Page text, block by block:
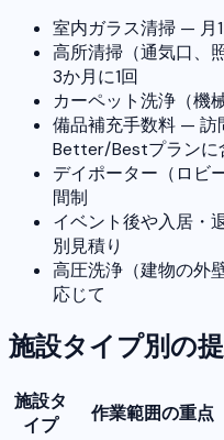
室内ガラス清掃 — 月
高所清掃（通気口、
3か月に1回
カーペット洗浄（機
備品補充手数料 — 訪
Better/Bestプランに
デイポーター（ロビ
間制
イベント後や入居・
別見積り
高圧洗浄（建物の外
応じて
施設タイプ別の
施設タ
イプ
作業範囲の重点